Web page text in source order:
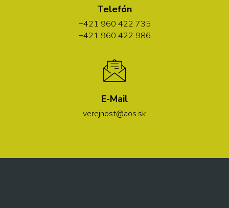
Telefón
+421 960 422 735
+421 960 422 986
E-Mail
verejnost@aos.sk